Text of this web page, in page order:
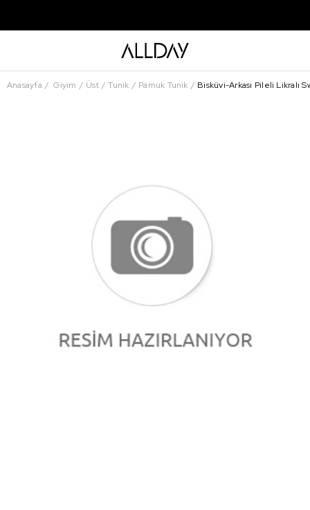
Anasayfa Giyim Üst Tunik Pamuk Tunik Bisküvi-Arkası Pileli Likralı